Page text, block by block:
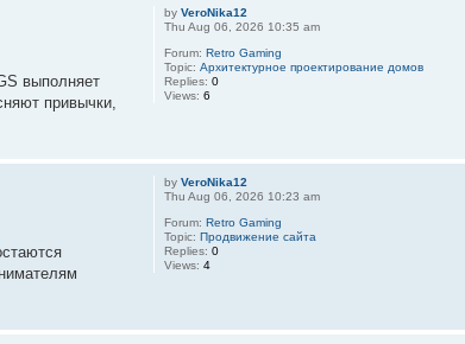
byVeroNika12
Thu Aug 06, 2026 10:35 am
Forum:Retro Gaming
Topic:Aрхитектурное проектирование домов
Replies:0
Views:6
выполняет
привычки,
byVeroNika12
Thu Aug 06, 2026 10:23 am
Forum:Retro Gaming
Topic:Продвижение сайта
Replies:0
Views:4